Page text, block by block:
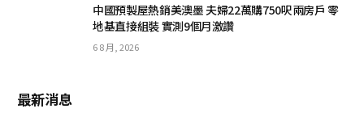
中國預製屋熱銷美澳墨 夫婦22萬購750呎兩房戶 零
地基直接組裝 實測9個月激讚
6 8 月, 2026
最新消息